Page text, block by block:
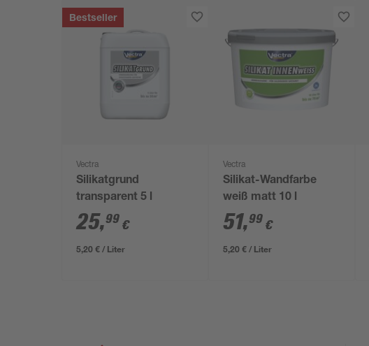
Bestseller
Vectra
Silikatgrund
transparent 5 l
25,99 €
5,20 € / Liter
Vectra
Silikat-Wandfarbe
weiß matt 10 l
51,99 €
5,20 € / Liter